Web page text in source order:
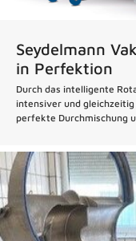
Seydelmann
in Perfektion
Durch das intelligente
intensiver und
perfekte Durchmischung